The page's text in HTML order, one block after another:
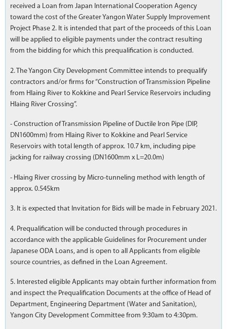
received a Loan from Japan International Cooperation Agency
toward the cost of the Greater Yangon Water Supply Improvement
Project Phase 2. It is intended that part of the proceeds of this Loan
will be applied to eligible payments under the contract resulting
from the bidding for which this prequalification is conducted.
2. The Yangon City Development Committee intends to prequalify
contractors and/or firms for “Construction of Transmission Pipeline
from Hlaing River to Kokkine and Pearl Service Reservoirs including
Hlaing River Crossing”.
- Construction of Transmission Pipeline of Ductile Iron Pipe (DIP,
DN1600mm) from Hlaing River to Kokkine and Pearl Service
Reservoirs with total length of approx. 10.7 km, including pipe
jacking for railway crossing (DN1600mm x L=20.0m)
- Hlaing River crossing by Micro-tunneling method with length of
approx. 0.545km
3. It is expected that Invitation for Bids will be made in February 2021.
4. Prequalification will be conducted through procedures in
accordance with the applicable Guidelines for Procurement under
Japanese ODA Loans, and is open to all Applicants from eligible
source countries, as defined in the Loan Agreement.
5. Interested eligible Applicants may obtain further information from
and inspect the Prequalification Documents at the office of Head of
Department, Engineering Department (Water and Sanitation),
Yangon City Development Committee from 9:30am to 4:30pm.